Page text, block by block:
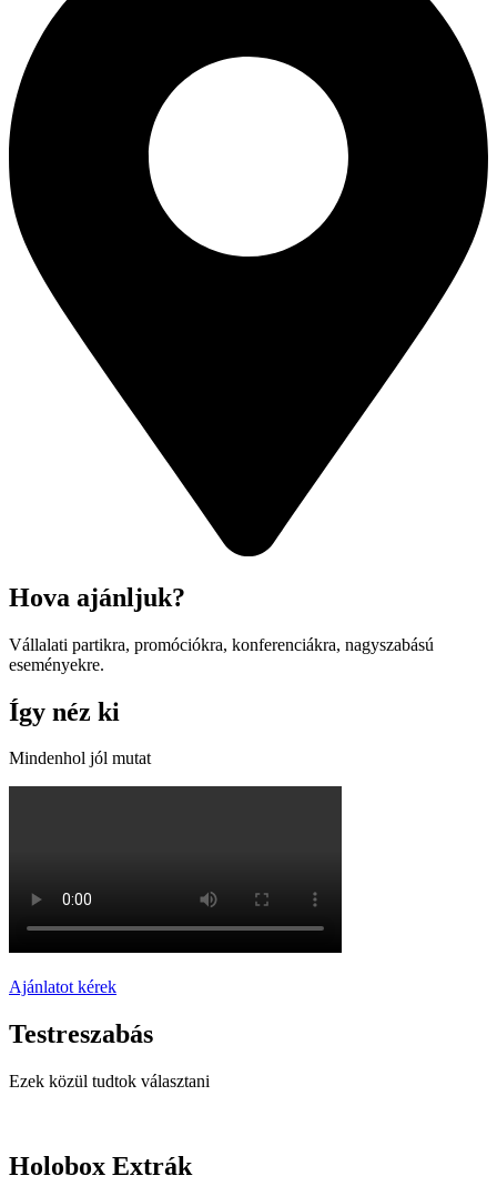
Hova ajánljuk?
Vállalati partikra, promóciókra, konferenciákra, nagyszabású
eseményekre.
Így néz ki
Mindenhol jól mutat
Ajánlatot kérek
Testreszabás
Ezek közül tudtok választani
Holobox Extrák